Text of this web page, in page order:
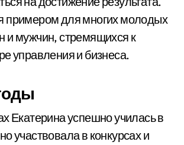
примером для многих молодых
и мужчин, стремящихся к
управления и бизнеса.
Екатерина успешно училась в
участвовала в конкурсах и